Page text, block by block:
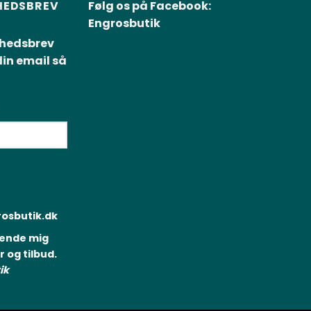
email så
mig
og tilbud.
Følg os på Facebook:
Engrosbutik